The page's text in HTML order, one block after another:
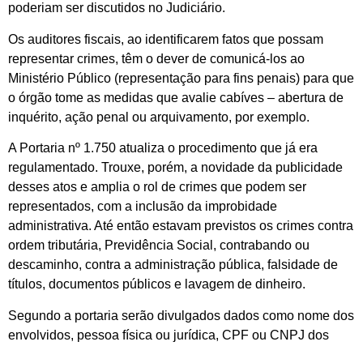
poderiam ser discutidos no Judiciário.
Os auditores fiscais, ao identificarem fatos que possam
representar crimes, têm o dever de comunicá-los ao
Ministério Público (representação para fins penais) para que
o órgão tome as medidas que avalie cabíves – abertura de
inquérito, ação penal ou arquivamento, por exemplo.
A Portaria nº 1.750 atualiza o procedimento que já era
regulamentado. Trouxe, porém, a novidade da publicidade
desses atos e amplia o rol de crimes que podem ser
representados, com a inclusão da improbidade
administrativa. Até então estavam previstos os crimes contra
ordem tributária, Previdência Social, contrabando ou
descaminho, contra a administração pública, falsidade de
títulos, documentos públicos e lavagem de dinheiro.
Segundo a portaria serão divulgados dados como nome dos
envolvidos, pessoa física ou jurídica, CPF ou CNPJ dos